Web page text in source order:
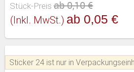
Stück-Preis ab 0,10 €
(inkl. MwSt.) ab 0,05 €
Sticker 24 ist nur in